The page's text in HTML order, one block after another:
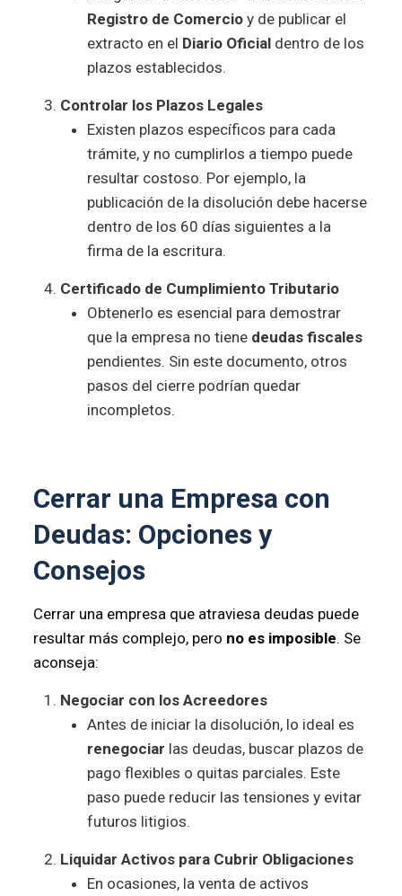
Registro de Comercioy de publicar el
extracto en el Diario Oficialdentro de los
plazos establecidos.
Controlar los Plazos Legales
Existen plazos específicos para cada
trámite, y no cumplirlos a tiempo puede
resultar costoso. Por ejemplo, la
publicación de la disolución debe hacerse
dentro de los 60 días siguientes a la
firma de la escritura.
Certificado de Cumplimiento Tributario
Obtenerlo es esencial para demostrar
que la empresa no tiene deudas fiscales
pendientes. Sin este documento, otros
pasos del cierre podrían quedar
incompletos.
Cerrar una Empresa con
Deudas: Opciones y
Consejos
Cerrar una empresa que atraviesa deudas puede
resultar más complejo, pero no es imposible. Se
aconseja:
Negociar con los Acreedores
Antes de iniciar la disolución, lo ideal es
renegociar las deudas, buscar plazos de
pago flexibles o quitas parciales. Este
paso puede reducir las tensiones y evitar
futuros litigios.
Liquidar Activos para Cubrir Obligaciones
En ocasiones, la venta de activos